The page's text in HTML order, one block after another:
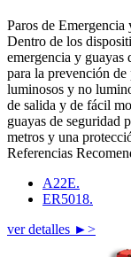
Paros de Emergencia
Dentro de los
emergencia y guayas
para la prevención
luminosos y no
de salida y de fácil
guayas de seguridad
metros y una
Referencias
A22E.
ER5018.
ver detalles ►>